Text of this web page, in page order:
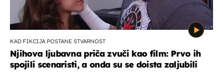
KAD FIKCIJA POSTANE STVARNOST
Njihova ljubavna priča zvuči kao film: Prvo ih
spojili scenaristi, a onda su se doista zaljubili